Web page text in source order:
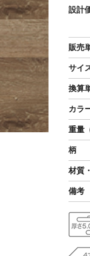
設計
販売
サイ
換算
カラ
重量
柄
材質
備考